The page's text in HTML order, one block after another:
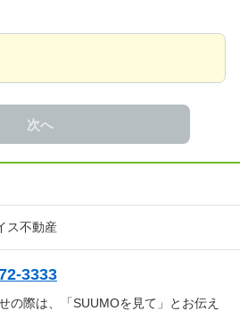
次へ
ス不動産
3333
の際は、「SUUMOを見て」とお伝え